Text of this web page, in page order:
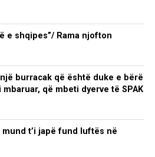
e shqipes”/ Rama njofton
burracak që është duke e bërë
që mbeti dyerve të SPAK
t’i japë fund luftës në